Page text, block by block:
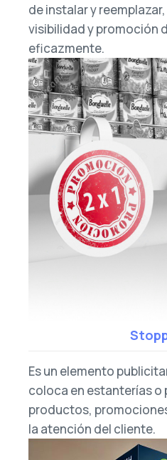
de instalar y
visibilidad y promoción
eficazmente.
Es un elemento
coloca en estanterías o
productos,
la atención del cliente.